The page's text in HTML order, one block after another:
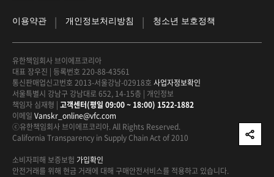
이용약관 | 개인정보처리방침 | 청소년 보호정책
유한책임회사 브이에프코리아
대표 장우진 | 등록번호 220-88-43561
통신판매업신고번호 2013-서울강남-02918호 사업자정보확인
서울특별시 강남구 강남대로 652, 14-15층 | 개인정보
책임자 심재형 | 고객센터(평일 09:00 ~ 18:00) 1522-1882
이메일 Vanskr_online@vfc.com
ⓒ유한책임회사 브이에프코리아. All Rights Reserved.
California Transparency in Supply Chain Act of 2010
소비자피해 보증보험 가입확인
안전거래를 위해 현금 거래에 대해 구매안전서비스를 적용하고 있습니다.